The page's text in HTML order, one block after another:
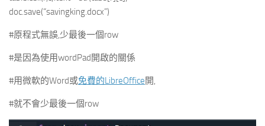
doc.save(“savingking.docx”)
#原程式無誤,少最後一個row
#是因為使用wordPad開啟的關係
#用微軟的Word或免費的LibreOffice開,
#就不會少最後一個row